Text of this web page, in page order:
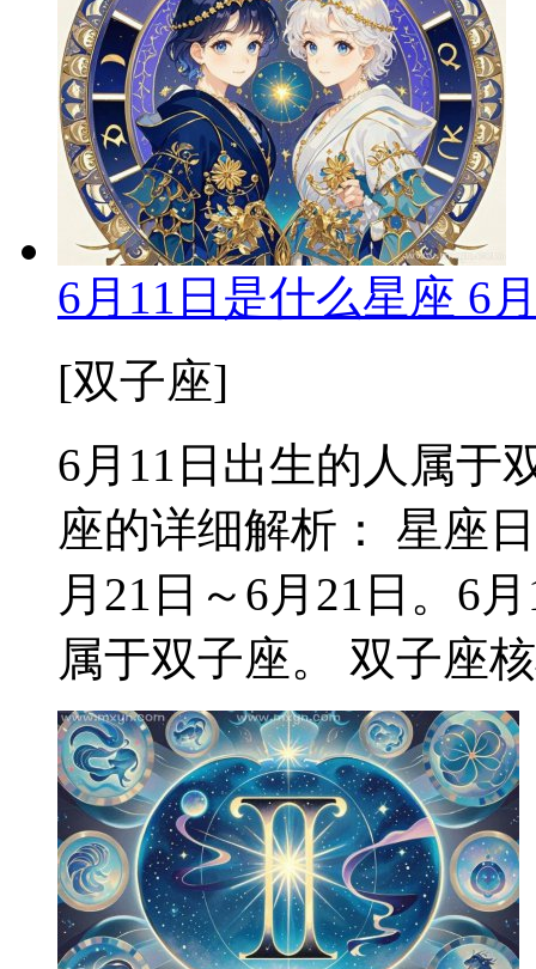
6月11日是什么星座 6
[双子座]
6月11日出生的人属于
座的详细解析： 星座
月21日～6月21日。6
属于双子座。 双子座